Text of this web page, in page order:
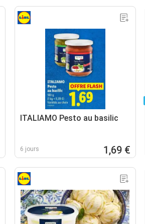
ITALIAMO Pesto au basilic
6 jours 1,69 €